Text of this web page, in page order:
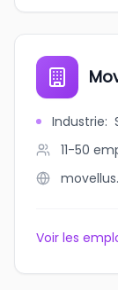
Industrie:
11-50
Voir les